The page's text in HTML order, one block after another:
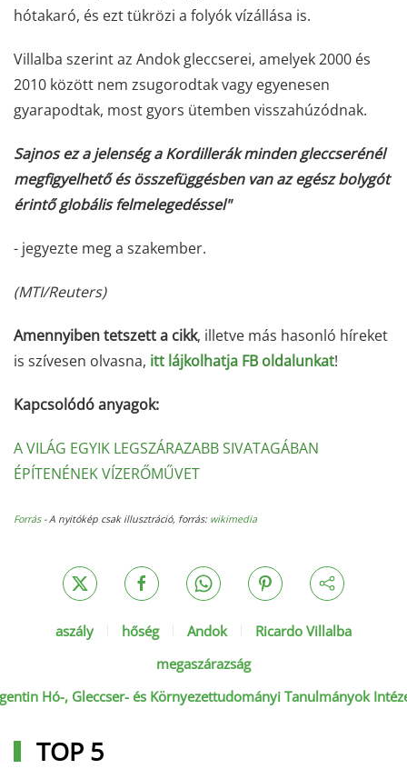
hótakaró, és ezt tükrözi a folyók vízállása is.
Villalba szerint az Andok gleccserei, amelyek 2000 és
2010 között nem zsugorodtak vagy egyenesen
gyarapodtak, most gyors ütemben visszahúzódnak.
Sajnos ez a jelenség a Kordillerák minden gleccserénél
megfigyelhető és összefüggésben van az egész bolygót
érintő globális felmelegedéssel"
- jegyezte meg a szakember.
(MTI/Reuters)
Amennyiben tetszett a cikk, illetve más hasonló híreket
is szívesen olvasna, itt lájkolhatja FB oldalunkat!
Kapcsolódó anyagok:
A VILÁG EGYIK LEGSZÁRAZABB SIVATAGÁBAN
ÉPÍTENÉNEK VÍZERŐMŰVET
Forrás- A nyitókép csak illusztráció, forrás: wikimedia
aszály hőség Andok
Ricardo Villalba
megaszárazság
Hó-, Gleccser- és Környezettudományi Tanulmányok
TOP 5